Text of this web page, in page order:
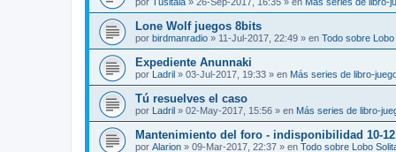
Lone Wolf juegos 8bits
por birdmanradio » 11-Jul-2017, 22:49 » en Todo sobre Lobo
Expediente Anunnaki
por Ladril » 03-Jul-2017, 19:33 » en Más series de libro-
Tú resuelves el caso
por Ladril » 02-May-2017, 15:56 » en Más series de libro-
Mantenimiento del foro - indisponibilidad 10-
por Alarion » 09-Mar-2017, 22:37 » en Todo sobre Lobo